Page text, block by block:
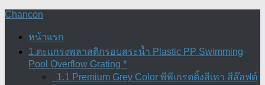
Skip
content
Chancon
หน้าแรก
1.ตะแกรงพลาสติกรอบสระน้ำ Plastic PP Swimming
Pool Overflow Grating *
1.1 Premium Grey Color พีพีเกรตติ้งสีเทา สีล๊อฟต์